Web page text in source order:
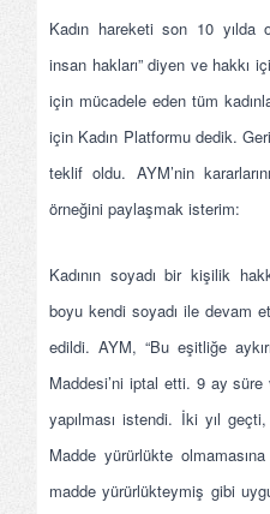
Kadın hareketi son 10 yılda
insan hakları” diyen ve hakkı
için mücadele eden tüm
için Kadın Platformu dedik.
teklif oldu. AYM’nin
örneğini paylaşmak isterim:
Kadının soyadı bir kişilik
boyu kendi soyadı ile devam
edildi. AYM, “Bu eşitliğe
Maddesi’ni iptal etti. 9 ay
yapılması istendi. İki yıl
Madde yürürlükte
madde yürürlükteymiş gibi